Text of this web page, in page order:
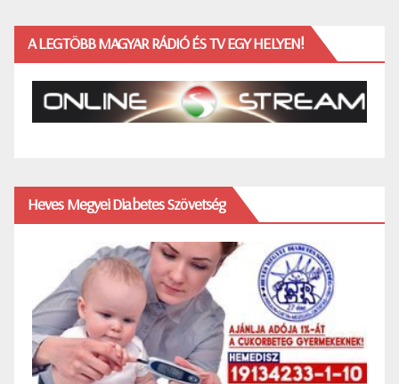
A LEGTÖBB MAGYAR RÁDIÓ ÉS TV EGY HELYEN!
Heves Megyei Diabetes Szövetség